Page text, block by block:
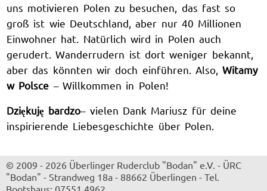
uns motivieren Polen zu besuchen, das fast so
groß ist wie Deutschland, aber nur 40 Millionen
Einwohner hat. Natürlich wird in Polen auch
gerudert. Wanderrudern ist dort weniger bekannt,
aber das könnten wir doch einführen. Also,Witamy
w Polsce – Willkommen in Polen!
Dziękuję bardzo– vielen Dank Mariusz für deine
inspirierende Liebesgeschichte über Polen.
© 2009 - 2026 Überlinger Ruderclub "Bodan" e.V. - ÜRC
"Bodan" - Strandweg 18a - 88662 Überlingen - Tel.
Bootshaus: 07551 4962